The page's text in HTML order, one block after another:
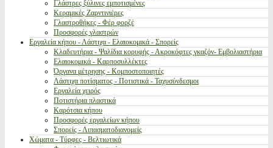
Γλάστρες ξύλινες εμποτισμένες
Κεραμικές Ζαρντινιέρες
Γλαστροθήκες - Φέρ φορζέ
Προσφορές γλαστρών
Εργαλεία κήπου - Λάστιχα - Ελαιοκομικά - Σπορείς
Κλαδευτήρια - Ψαλίδια κορυφής - Ακροκόφτες γκαζόν- Εμβολιαστήρια
Ελαιοκομικά - Καρποσυλλέκτες
Όργανα μέτρησης - Κομποστοποιητές
Λάστιχα ποτίσματος - Ποτιστικά - Ταχυσύνδεσμοι
Εργαλεία χειρός
Ποτιστήρια πλαστικά
Καρότσια κήπου
Προσφορές εργαλείων κήπου
Σπορείς - Λιπασματοδιανομείς
Χώματα - Τύρφες - Βελτιωτικά